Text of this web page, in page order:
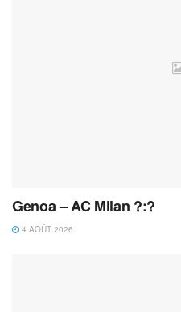
Genoa – AC Milan ?:?
4 AOÛT 2026